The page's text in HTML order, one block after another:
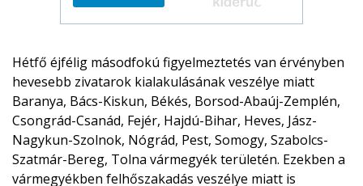
Hétfő éjfélig másodfokú figyelmeztetés van érvényben
hevesebb zivatarok kialakulásának veszélye miatt
Baranya, Bács-Kiskun, Békés, Borsod-Abaúj-Zemplén,
Csongrád-Csanád, Fejér, Hajdú-Bihar, Heves, Jász-
Nagykun-Szolnok, Nógrád, Pest, Somogy, Szabolcs-
Szatmár-Bereg, Tolna vármegyék területén. Ezekben a
vármegyékben felhőszakadás veszélye miatt is